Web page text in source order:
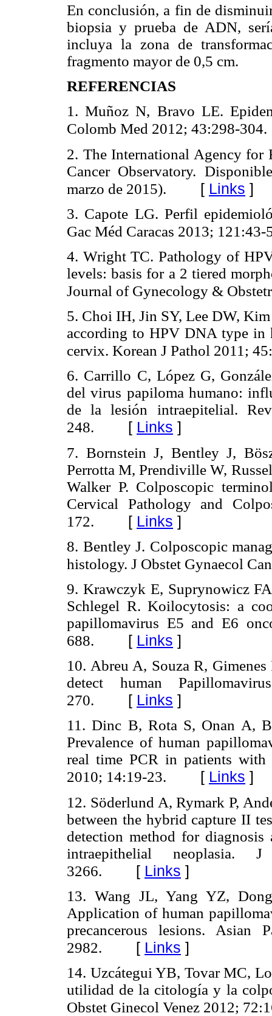
En conclusión, a fin de
biopsia y prueba de ADN,
incluya la zona de
fragmento mayor de 0,5 cm.
REFERENCIAS
1. Muñoz N, Bravo LE.
Colomb Med 2012; 43:298-304.
2. The International Agency for
Cancer Observatory.
marzo de 2015). [ Links ]
3. Capote LG. Perfil
Gac Méd Caracas 2013; 121:43-
4. Wright TC. Pathology of
levels: basis for a 2 tiered
Journal of Gynecology &
5. Choi IH, Jin SY, Lee DW,
according to HPV DNA type in
cervix. Korean J Pathol 2011;
6. Carrillo C, López G,
del virus papiloma humano:
de la lesión intraepitelial.
248. [ Links ]
7. Bornstein J, Bentley J,
Perrotta M, Prendiville W,
Walker P. Colposcopic
Cervical Pathology and
172. [ Links ]
8. Bentley J. Colposcopic
histology. J Obstet Gynaecol
9. Krawczyk E, Suprynowicz
Schlegel R. Koilocytosis: a
papillomavirus E5 and E6
688. [ Links ]
10. Abreu A, Souza R,
detect human
270. [ Links ]
11. Dinc B, Rota S, Onan A,
Prevalence of human
real time PCR in patients with
2010; 14:19-23. [ Links ]
12. Söderlund A, Rymark P,
between the hybrid capture II
detection method for
intraepithelial
3266. [ Links ]
13. Wang JL, Yang YZ,
Application of human
precancerous lesions. Asian
2982. [ Links ]
14. Uzcátegui YB, Tovar MC,
utilidad de la citología y la
Obstet Ginecol Venez 2012;